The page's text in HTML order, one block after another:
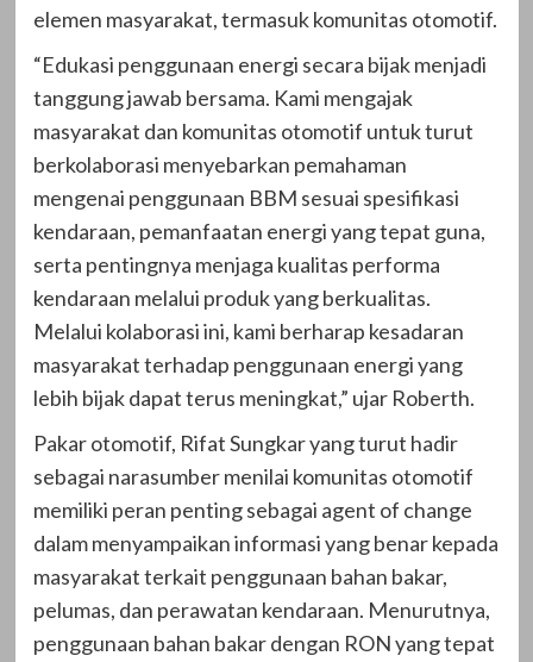
elemen masyarakat, termasuk komunitas otomotif.
“Edukasi penggunaan energi secara bijak menjadi
tanggung jawab bersama. Kami mengajak
masyarakat dan komunitas otomotif untuk turut
berkolaborasi menyebarkan pemahaman
mengenai penggunaan BBM sesuai spesifikasi
kendaraan, pemanfaatan energi yang tepat guna,
serta pentingnya menjaga kualitas performa
kendaraan melalui produk yang berkualitas.
Melalui kolaborasi ini, kami berharap kesadaran
masyarakat terhadap penggunaan energi yang
lebih bijak dapat terus meningkat,” ujar Roberth.
Pakar otomotif, Rifat Sungkar yang turut hadir
sebagai narasumber menilai komunitas otomotif
memiliki peran penting sebagai agent of change
dalam menyampaikan informasi yang benar kepada
masyarakat terkait penggunaan bahan bakar,
pelumas, dan perawatan kendaraan. Menurutnya,
penggunaan bahan bakar dengan RON yang tepat